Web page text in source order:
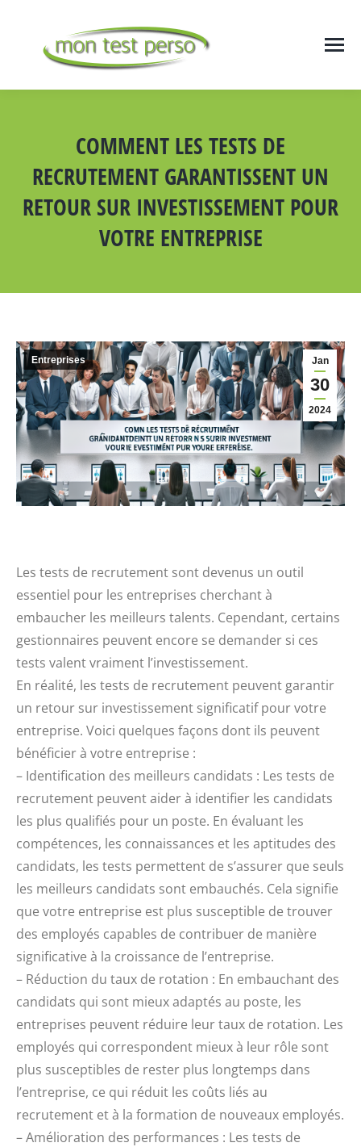
COMMENT LES TESTS DE
RECRUTEMENT GARANTISSENT UN
RETOUR SUR INVESTISSEMENT POUR
VOTRE ENTREPRISE
Jan
30
2024
Entreprises
Les tests de recrutement sont devenus un outil
essentiel pour les entreprises cherchant à
embaucher les meilleurs talents. Cependant, certains
gestionnaires peuvent encore se demander si ces
tests valent vraiment l’investissement.
En réalité, les tests de recrutement peuvent garantir
un retour sur investissement significatif pour votre
entreprise. Voici quelques façons dont ils peuvent
bénéficier à votre entreprise :
– Identification des meilleurs candidats : Les tests de
recrutement peuvent aider à identifier les candidats
les plus qualifiés pour un poste. En évaluant les
compétences, les connaissances et les aptitudes des
candidats, les tests permettent de s’assurer que seuls
les meilleurs candidats sont embauchés. Cela signifie
que votre entreprise est plus susceptible de trouver
des employés capables de contribuer de manière
significative à la croissance de l’entreprise.
– Réduction du taux de rotation : En embauchant des
candidats qui sont mieux adaptés au poste, les
entreprises peuvent réduire leur taux de rotation. Les
employés qui correspondent mieux à leur rôle sont
plus susceptibles de rester plus longtemps dans
l’entreprise, ce qui réduit les coûts liés au
recrutement et à la formation de nouveaux employés.
– Amélioration des performances : Les tests de